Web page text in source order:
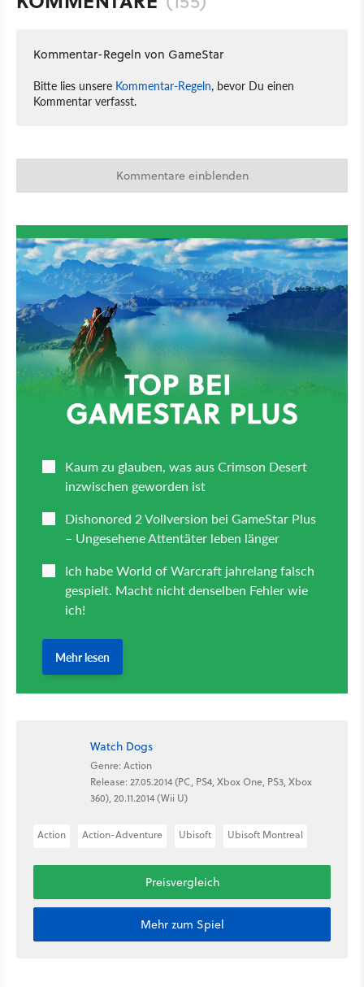
Kommentar-Regeln von GameStar
Bitte lies unsere Kommentar-Regeln, bevor Du einen
Kommentar verfasst.
Kommentare einblenden
Watch Dogs
Genre: Action
Release: 27.05.2014 (PC, PS4, Xbox One, PS3, Xbox
360), 20.11.2014 (Wii U)
Action Action-Adventure Ubisoft Ubisoft Montreal
Preisvergleich
Mehr zum Spiel